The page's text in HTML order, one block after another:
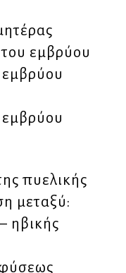
εμβρύου
εμβρύου
πυελικής
μεταξύ:
ηβικής